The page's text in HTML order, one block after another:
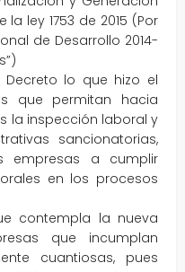
ley 1753 de 2015 (Por
de Desarrollo 2014-
lo que hizo el
que permitan hacia
la inspección laboral y
sancionatorias,
a cumplir
en los procesos
contempla la nueva
que incumplan
cuantiosas, pues